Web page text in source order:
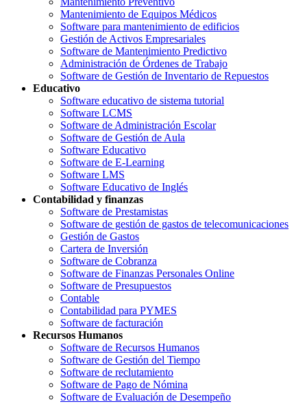
Mantenimiento de Equipos Médicos
Software para mantenimiento de edificios
Gestión de Activos Empresariales
Software de Mantenimiento Predictivo
Administración de Órdenes de Trabajo
Software de Gestión de Inventario de Repuestos
Educativo
Software educativo de sistema tutorial
Software LCMS
Software de Administración Escolar
Software de Gestión de Aula
Software Educativo
Software de E-Learning
Software LMS
Software Educativo de Inglés
Contabilidad y finanzas
Software de Prestamistas
Software de gestión de gastos de telecomunicaciones
Gestión de Gastos
Cartera de Inversión
Software de Cobranza
Software de Finanzas Personales Online
Software de Presupuestos
Contable
Contabilidad para PYMES
Software de facturación
Recursos Humanos
Software de Recursos Humanos
Software de Gestión del Tiempo
Software de reclutamiento
Software de Pago de Nómina
Software de Evaluación de Desempeño